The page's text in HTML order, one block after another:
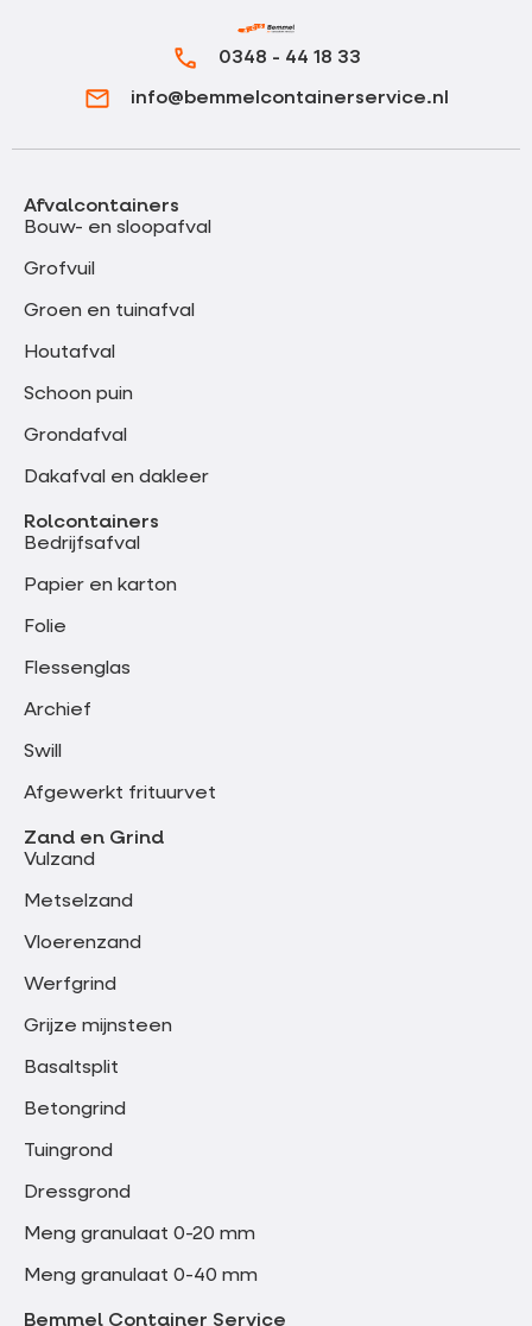
0348 - 44 18 33
info@bemmelcontainerservice.nl
Afvalcontainers
Bouw- en sloopafval
Grofvuil
Groen en tuinafval
Houtafval
Schoon puin
Grondafval
Dakafval en dakleer
Rolcontainers
Bedrijfsafval
Papier en karton
Folie
Flessenglas
Archief
Swill
Afgewerkt frituurvet
Zand en Grind
Vulzand
Metselzand
Vloerenzand
Werfgrind
Grijze mijnsteen
Basaltsplit
Betongrind
Tuingrond
Dressgrond
Meng granulaat 0-20 mm
Meng granulaat 0-40 mm
Bemmel Container Service